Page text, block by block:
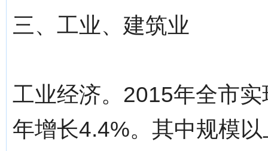
三、工业、建筑业
工业经济。2015年全市
年增长4.4%。其中规模